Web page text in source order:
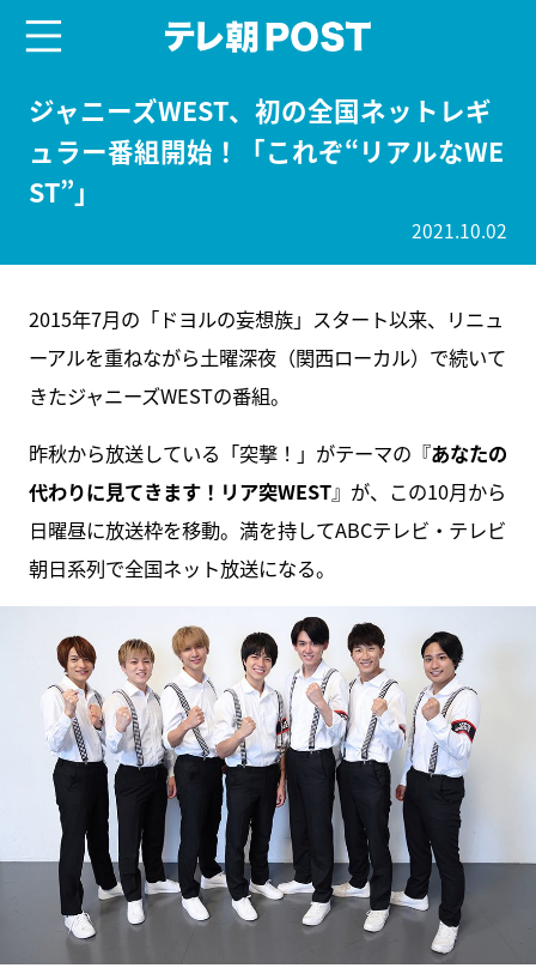
ジャニーズWEST、初の全国ネットレギ
ュラー番組開始！「これぞ“リアルなWE
ST”」
2021.10.02
2015年7月の「ドヨルの妄想族」スタート以来、リニュ
ーアルを重ねながら土曜深夜（関西ローカル）で続いて
きたジャニーズWESTの番組。
昨秋から放送している「突撃！」がテーマの『あなたの
代わりに見てきます！リア突WEST』が、この10月から
日曜昼に放送枠を移動。満を持してABCテレビ・テレビ
朝日系列で全国ネット放送になる。